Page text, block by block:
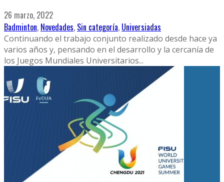
26 marzo, 2022
Badminton, Novedades, Sin categoría, Universiadas
Continuando el trabajo conjunto realizado desde hace ya
varios años y, pensando en el desarrollo y la cercanía de
los Juegos Mundiales Universitarios...